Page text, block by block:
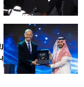
بـ200 مليون